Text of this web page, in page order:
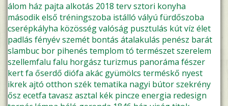
álom ház pajta alkotás 2018 tervsztori konyha
másodikelső tréningszoba istálló vályú fürdőszoba
cserépkályha közösségvalóság pusztulás kútvíz élet
padlás fényévszemét bontás átalakulás penész barát
slambuc bor pihenés templom tó természetszerelem
szellemfalu falu horgász turizmus panoráma fészer
kertfa őserdő diófa akác gyümölcs terméskő nyest
ikrekajtó otthon széktematika nagyi bútorszekrény
ősz ecetfa tavasz asztal kék pincze energia redesign